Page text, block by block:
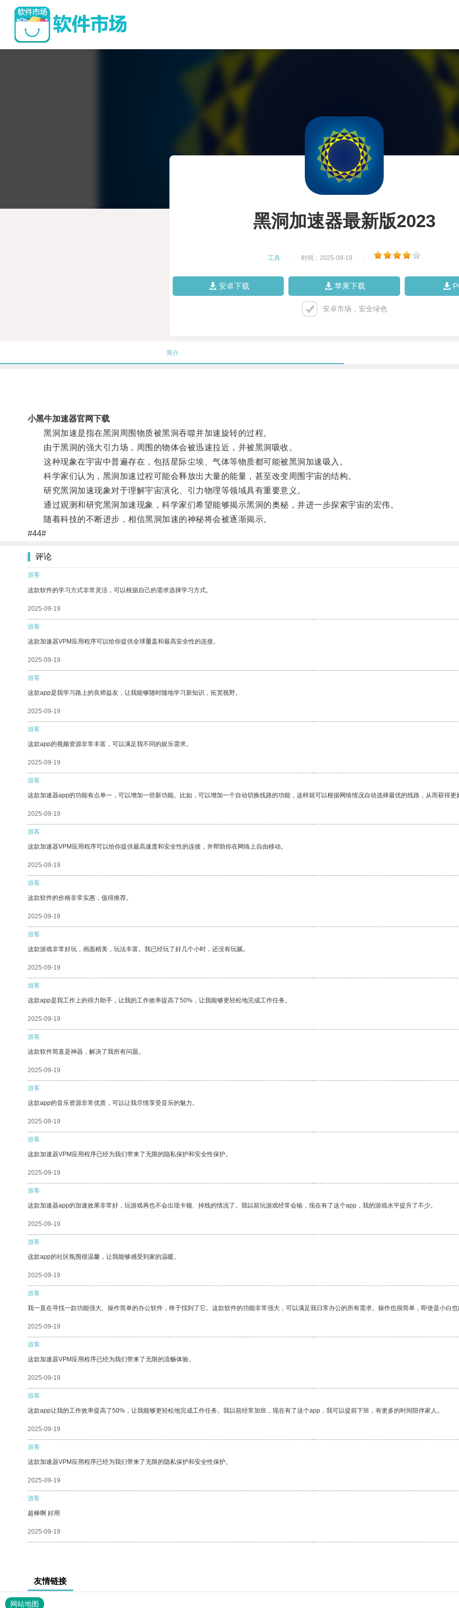
黑洞加速器最新版2023
工具 时间：2025-09-19
安卓下载 苹果下载
安卓市场，安全绿色
简介
小黑牛加速器官网下载
黑洞加速是指在黑洞周围物质被黑洞吞噬并加速旋转的过程。
由于黑洞的强大引力场，周围的物体会被迅速拉近，并被黑洞吸收。
这种现象在宇宙中普遍存在，包括星际尘埃、气体等物质都可能被黑洞加速吸入。
科学家们认为，黑洞加速过程可能会释放出大量的能量，甚至改变周围宇宙的结构。
研究黑洞加速现象对于理解宇宙演化、引力物理等领域具有重要意义。
通过观测和研究黑洞加速现象，科学家们希望能够揭示黑洞的奥秘，并进一步探索宇宙的宏伟。
随着科技的不断进步，相信黑洞加速的神秘将会被逐渐揭示。
#44#
评论
游客
这款软件的学习方式非常灵活，可以根据自己的需求选择学习方式。
2025-09-19
游客
这款加速器VPM应用程序可以给你提供全球覆盖和最高安全性的连接。
2025-09-19
游客
这款app是我学习路上的良师益友，让我能够随时随地学习新知识，拓宽视野。
2025-09-19
游客
这款app的视频资源非常丰富，可以满足我不同的娱乐需求。
2025-09-19
游客
这款加速器app的功能有点单一，可以增加一些新功能。比如，可以增加一个自动切换线路的功能，这样就可以根据网络情况自动选择最优的线路，从而获得更
2025-09-19
游客
这款加速器VPM应用程序可以给你提供最高速度和安全性的连接，并帮助你在网络上自由移动。
2025-09-19
游客
这款软件的价格非常实惠，值得推荐。
2025-09-19
游客
这款游戏非常好玩，画面精美，玩法丰富。我已经玩了好几个小时，还没有玩腻。
2025-09-19
游客
这款app是我工作上的得力助手，让我的工作效率提高了50%，让我能够更轻松地完成工作任务。
2025-09-19
游客
这款软件简直是神器，解决了我所有问题。
2025-09-19
游客
这款app的音乐资源非常优质，可以让我尽情享受音乐的魅力。
2025-09-19
游客
这款加速器VPM应用程序已经为我们带来了无限的隐私保护和安全性保护。
2025-09-19
游客
这款加速器app的加速效果非常好，玩游戏再也不会出现卡顿、掉线的情况了。我以前玩游戏经常会输，现在有了这个app，我的游戏水平提升了不少。
2025-09-19
游客
这款app的社区氛围很温馨，让我能够感受到家的温暖。
2025-09-19
游客
我一直在寻找一款功能强大、操作简单的办公软件，终于找到了它。这款软件的功能非常强大，可以满足我日常办公的所有需求。操作也很简单，即使是小白也
2025-09-19
游客
这款加速器VPM应用程序已经为我们带来了无限的流畅体验。
2025-09-19
游客
这款app让我的工作效率提高了50%，让我能够更轻松地完成工作任务。我以前经常加班，现在有了这个app，我可以提前下班，有更多的时间陪伴家人。
2025-09-19
游客
这款加速器VPM应用程序已经为我们带来了无限的隐私保护和安全性保护。
2025-09-19
游客
超棒啊 好用
2025-09-19
友情链接
网站地图